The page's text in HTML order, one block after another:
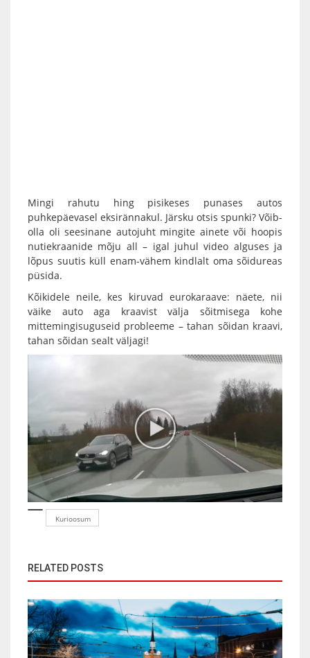
Mingi rahutu hing pisikeses punases autos
puhkepäevasel eksirännakul. Järsku otsis spunki? Võib-
olla oli seesinane autojuht mingite ainete või hoopis
nutiekraanide mõju all – igal juhul video alguses ja
lõpus suutis küll enam-vähem kindlalt oma sõidureas
püsida.
Kõikidele neile, kes kiruvad eurokaraave: näete, nii
väike auto aga kraavist välja sõitmisega kohe
mittemingisuguseid probleeme – tahan sõidan kraavi,
tahan sõidan sealt väljagi!
Kurioosum
RELATED POSTS